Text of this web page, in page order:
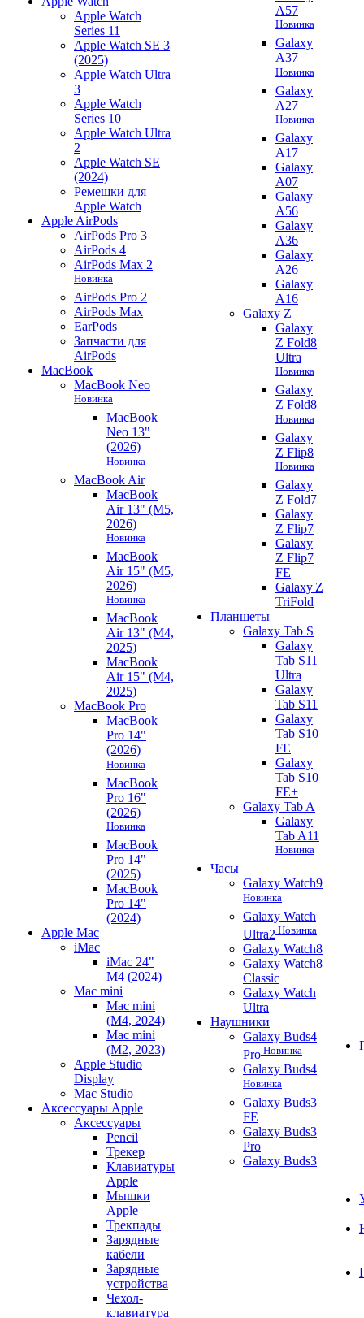
Apple Watch
Series 11
Apple Watch SE 3
(2025)
Apple Watch Ultra
3
Apple Watch
Series 10
Apple Watch Ultra
2
Apple Watch SE
(2024)
Ремешки для
Apple Watch
Apple AirPods
AirPods Pro 3
AirPods 4
AirPods Max 2
Новинка
AirPods Pro 2
AirPods Max
EarPods
Запчасти для
AirPods
MacBook
MacBook Neo
Новинка
MacBook
Neo 13"
(2026)
Новинка
MacBook Air
MacBook
Air 13" (M5,
2026)
Новинка
MacBook
Air 15" (M5,
2026)
Новинка
MacBook
Air 13" (M4,
2025)
MacBook
Air 15" (M4,
2025)
MacBook Pro
MacBook
Pro 14"
(2026)
Новинка
MacBook
Pro 16"
(2026)
Новинка
MacBook
Pro 14"
(2025)
MacBook
Pro 14"
(2024)
Apple Mac
iMac
iMac 24"
M4 (2024)
Mac mini
Mac mini
(M4, 2024)
Mac mini
(M2, 2023)
Apple Studio
Display
Mac Studio
Аксессуары Apple
Аксессуары
Pencil
Трекер
Клавиатуры
Apple
Мышки
Apple
Трекпады
Зарядные
кабели
Зарядные
устройства
Чехол-
клавиатура
A57
Новинка
Galaxy
A37
Новинка
Galaxy
A27
Новинка
Galaxy
A17
Galaxy
A07
Galaxy
A56
Galaxy
A36
Galaxy
A26
Galaxy
A16
Galaxy Z
Galaxy
Z Fold8
Ultra
Новинка
Galaxy
Z Fold8
Новинка
Galaxy
Z Flip8
Новинка
Galaxy
Z Fold7
Galaxy
Z Flip7
Galaxy
Z Flip7
FE
Galaxy Z
TriFold
Планшеты
Galaxy Tab S
Galaxy
Tab S11
Ultra
Galaxy
Tab S11
Galaxy
Tab S10
FE
Galaxy
Tab S10
FE+
Galaxy Tab A
Galaxy
Tab A11
Новинка
Часы
Galaxy Watch9
Новинка
Galaxy Watch
Ultra2 Новинка
Galaxy Watch8
Galaxy Watch8
Classic
Galaxy Watch
Ultra
Наушники
Galaxy Buds4
Pro Новинка
Galaxy Buds4
Новинка
Galaxy Buds3
FE
Galaxy Buds3
Pro
Galaxy Buds3